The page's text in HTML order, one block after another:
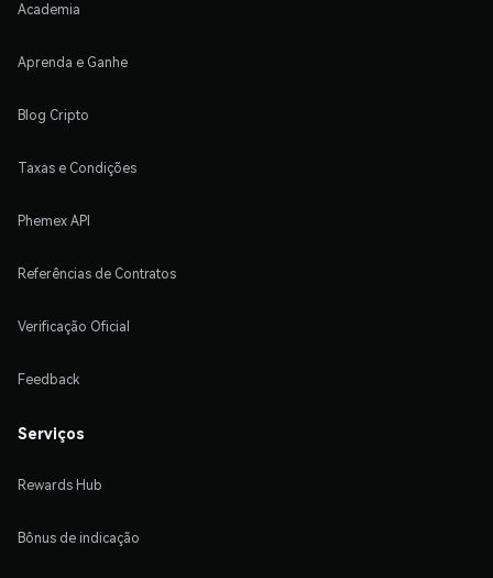
Academia
Aprenda e Ganhe
Blog Cripto
Taxas e Condições
Phemex API
Referências de Contratos
Verificação Oficial
Feedback
Serviços
Rewards Hub
Bônus de indicação